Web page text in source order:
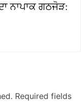
ਨਾਪਾਕ ਗਠਜੋੜ:
Required fields